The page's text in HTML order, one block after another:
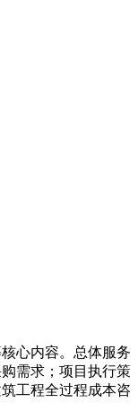
心内容。总体服务
需求；项目执行策
工程全过程成本咨